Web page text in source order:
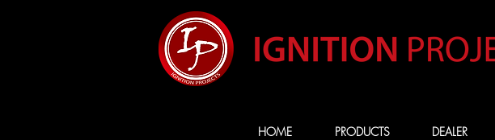
HOME PRODUCTS DEALER